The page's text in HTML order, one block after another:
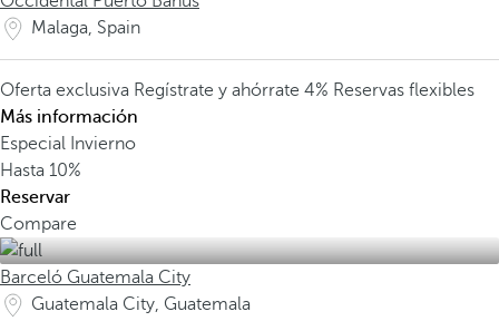
Malaga, Spain
Oferta exclusiva Regístrate y ahórrate 4% Reservas flexibles
Más información
Especial Invierno
Hasta 10%
Reservar
Compare
Barceló Guatemala City
Guatemala City, Guatemala